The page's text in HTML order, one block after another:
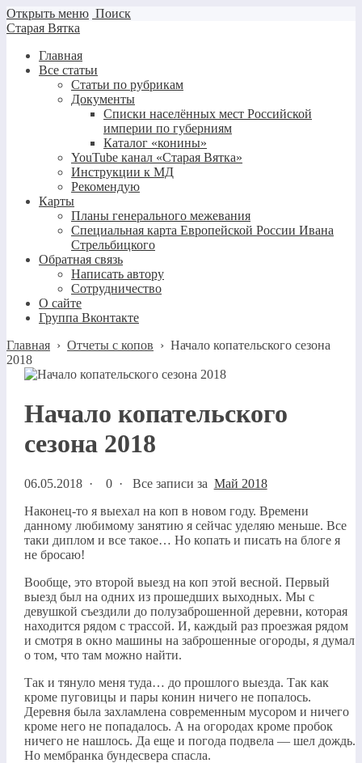
Открыть меню Поиск
Старая Вятка
Главная
Все статьи
Статьи по рубрикам
Документы
Списки населённых мест Российской
империи по губерниям
Каталог «конины»
YouTube канал «Старая Вятка»
Инструкции к МД
Рекомендую
Карты
Планы генерального межевания
Специальная карта Европейской России Ивана
Стрельбицкого
Обратная связь
Написать автору
Сотрудничество
О сайте
Группа Вконтакте
Главная › Отчеты с копов › Начало копательского сезона
2018
Начало копательского
сезона 2018
06.05.2018· 0 · Все записи за Май 2018
Наконец-то я выехал на коп в новом году. Времени
данному любимому занятию я сейчас уделяю меньше. Все
таки диплом и все такое… Но копать и писать на блоге я
не бросаю!
Вообще, это второй выезд на коп этой весной. Первый
выезд был на одних из прошедших выходных. Мы с
девушкой съездили до полузаброшенной деревни, которая
находится рядом с трассой. И, каждый раз проезжая рядом
и смотря в окно машины на заброшенные огороды, я думал
о том, что там можно найти.
Так и тянуло меня туда… до прошлого выезда. Так как
кроме пуговицы и пары конин ничего не попалось.
Деревня была захламлена современным мусором и ничего
кроме него не попадалось. А на огородах кроме пробок
ничего не нашлось. Да еще и погода подвела — шел дождь.
Но мембранка бундесвера спасла.